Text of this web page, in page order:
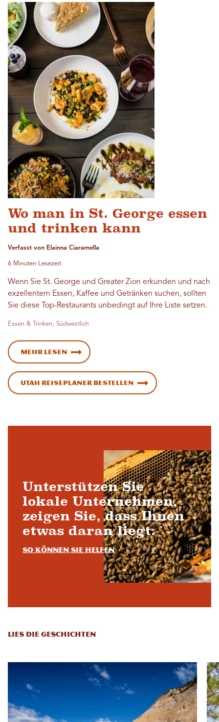
Wo man in St. George essen
und trinken kann
Verfasst von Elainna Ciaramella
6 Minuten Lesezeit
Wenn Sie St. George und Greater Zion erkunden und nach
exzellentem Essen, Kaffee und Getränken suchen, sollten
Sie diese Top-Restaurants unbedingt auf Ihre Liste setzen.
Essen & Trinken, Südwestlich
Mehr lesen
Utah Reiseplaner bestellen
Unterstützen Sie
lokale Unternehmen,
zeigen Sie, dass Ihnen
etwas daran liegt.
So können Sie helfen
LIES DIE GESCHICHTEN